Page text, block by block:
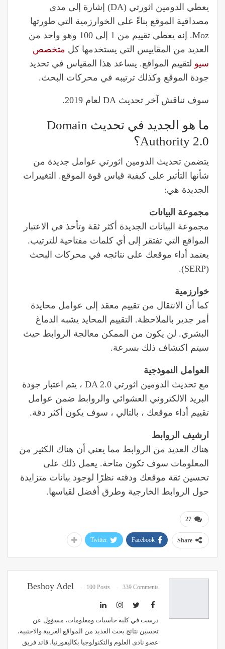
يعطي الدومين اثورتي (DA) إشارة إلى مدى
مصداقية الموقع بناءً على الخوارزمية التي طورتها
Moz. إنه يعطي تقييم من 1 إلى 100 وهو واحد من
العديد من المقاييس التي يستخدمها كل متخصص
سيو لتقييم المواقع. يساعد هذا المقياس في تحديد
جودة الموقع وكذلك ترتيبه في محركات البحث.
سوف نناقش آخر تحديث DA لعام 2019.
ما هو الجديد في تحديث Domain
Authority 2.0؟
يتضمن تحديث الدومين اثورتي عوامل جديدة من
شأنها التأثير على كيفية قياس قوة الموقع. التغييرات
الجديدة هي:
مجموعة البيانات
مجموعة البيانات الجديدة أكثر ثقة وتأخذ في الاعتبار
المواقع التي تفتقر إلى أي كلمات مفتاحية للترتيب.
يعتمد أداء موقعك على نتائجه في محركات البحث
(SERP).
خوارزمية
كما أن الانتقال من تقييم معقد إلى عوامل محايدة
أمر جدير بالملاحظة. التقييم المحايد يشبه الدماغ
البشري. لن يكون من الممكن معالجة الروابط حيث
سيتم اكتشاف ذلك بسرعة.
العوامل النموذجية
مع تحديث الدومين اثورتي DA 2.0 ، يتم اعتبار جودة
البريد الالكتروني العشوائي والروابط ضمن عوامل
تقييم أداء موقعك ، بالتالي ، سوف يكون أكثر دقة.
ارشيف الروابط
هناك العديد من الروابط مما يعني أن هناك الكثير من
المعلومات سوف تكون متاحة. يعمل ذلك على
تحسين ثقة موقعك ودقته نظرًا لوجود بيانات متزايدة
حول الروابط الخارجية وطرق أفضل لقياسها.
27
Share
Facebook
Twitter
Beshoy Adel 100 Posts 339 Comments
درست في كلية حاسبات ومعلومات، مسؤول عن
تحسين نتائج بحث العديد من المواقع العربية والاجنبية،
عضو نادى العلوم والتكنولوجيا بكاليفورنيا، قائد فريق